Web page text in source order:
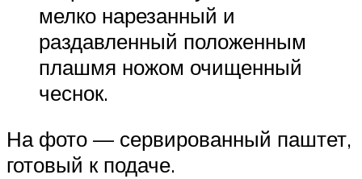
мелко нарезанный и
раздавленный положенным
плашмя ножом очищенный
чеснок.
На фото — сервированный паштет,
готовый к подаче.